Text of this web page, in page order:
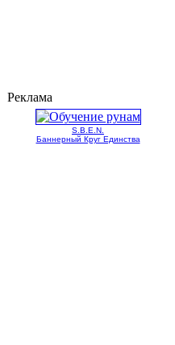
Реклама
S.B.E.N.
Баннерный Круг Единства